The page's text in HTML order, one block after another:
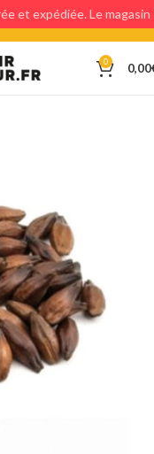
0 0,00
et expédiée. Le magasin
ne sera possible.